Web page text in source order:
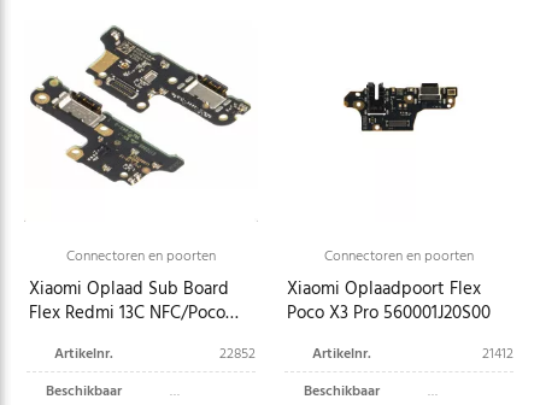
Connectoren en poorten
Xiaomi Oplaad Sub Board
Flex Redmi 13C NFC/Poco
Artikelnr.
22852
Beschikbaar
Connectoren en poorten
Xiaomi Oplaadpoort Flex
Poco X3 Pro 560001J20S00
Artikelnr.
21412
Beschikbaar